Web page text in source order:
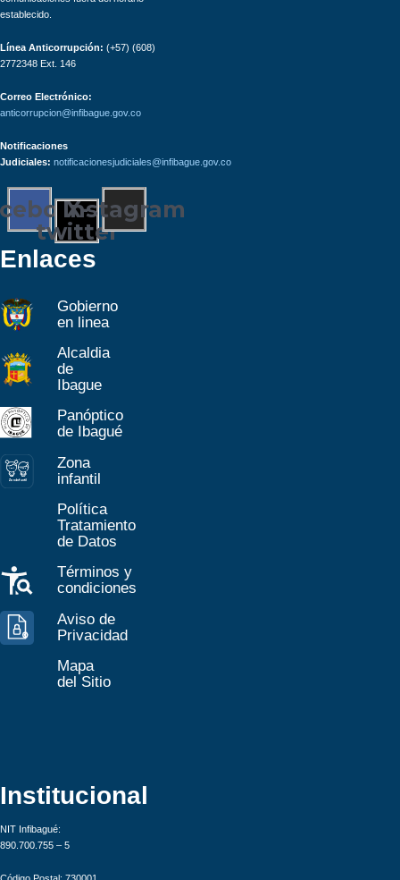
establecido.
Línea Anticorrupción: (+57) (608)
2772348 Ext. 146
Correo Electrónico:
anticorrupcion@infibague.gov.co
Notificaciones
Judiciales: notificacionesjudiciales@infibague.gov.co
X-
twitter
Instagram
Enlaces
Gobierno
en linea
Alcaldia
de
Ibague
Panóptico
de Ibagué
ZonaInfantil
Zona
infantil
Política
Tratamiento
de Datos
Términos y
condiciones
Aviso de
Privacidad
Mapa
del Sitio
Institucional
NIT Infibagué:
890.700.755 – 5